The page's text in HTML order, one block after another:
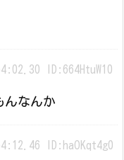
ID:664HtuW10
んなんか
ID:haOKqt4g0